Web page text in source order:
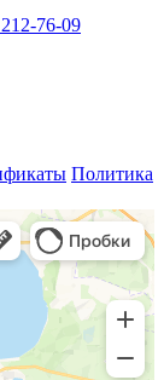
76-09
Политика